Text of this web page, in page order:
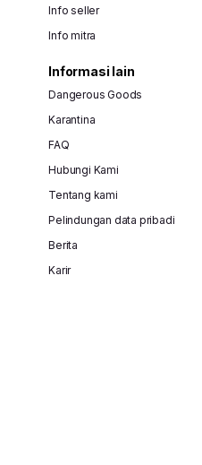
Info seller
Info mitra
Informasi lain
Dangerous Goods
Karantina
FAQ
Hubungi Kami
Tentang kami
Pelindungan data pribadi
Berita
Karir